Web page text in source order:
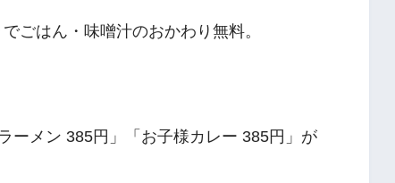
ごはん・味噌汁のおかわり無料。
ーメン 385円」「お子様カレー 385円」が